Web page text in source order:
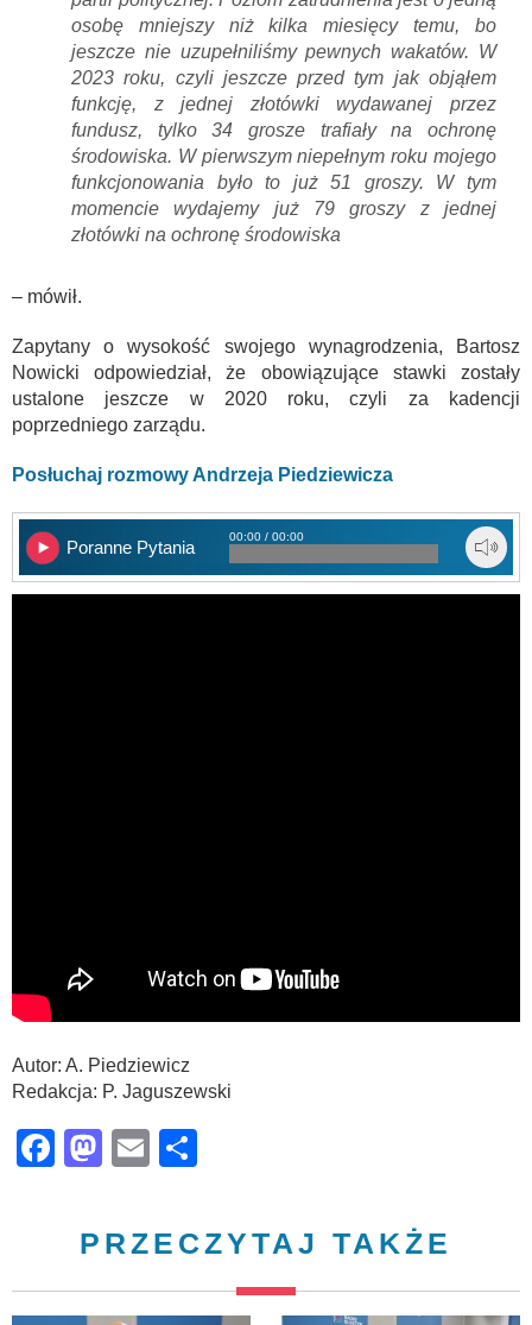
osobę mniejszy niż kilka miesięcy temu, bo
jeszcze nie uzupełniliśmy pewnych wakatów. W
2023 roku, czyli jeszcze przed tym jak objąłem
funkcję, z jednej złotówki wydawanej przez
fundusz, tylko 34 grosze trafiały na ochronę
środowiska. W pierwszym niepełnym roku mojego
funkcjonowania było to już 51 groszy. W tym
momencie wydajemy już 79 groszy z jednej
złotówki na ochronę środowiska
– mówił.
Zapytany o wysokość swojego wynagrodzenia, Bartosz
Nowicki odpowiedział, że obowiązujące stawki zostały
ustalone jeszcze w 2020 roku, czyli za kadencji
poprzedniego zarządu.
Posłuchaj rozmowy Andrzeja Piedziewicza
Poranne Pytania
00:00 / 00:00
Autor: A. Piedziewicz
Redakcja: P. Jaguszewski
Facebook
Mastodon
Email
PRZECZYTAJ TAKŻE